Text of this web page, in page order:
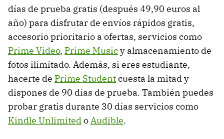
días de prueba gratis (después 49,90 euros al
año) para disfrutar de envíos rápidos gratis,
accesorio prioritario a ofertas, servicios como
Prime Video, Prime Musicy almacenamiento de
fotos ilimitado. Además, si eres estudiante,
hacerte de Prime Studentcuesta la mitad y
dispones de 90 días de prueba. También puedes
probar gratis durante 30 días servicios como
Kindle UnlimitedoAudible.